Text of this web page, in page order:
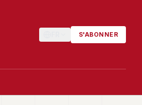
S'ABONNER